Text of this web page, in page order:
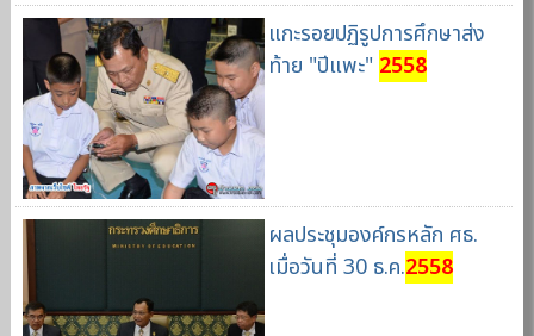
แกะรอยปฏิรูปการศึกษาส่ง
ท้าย "ปีแพะ" 2558
ผลประชุมองค์กรหลัก ศธ.
เมื่อวันที่ 30 ธ.ค.2558